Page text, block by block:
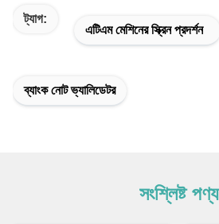
ট্যাগ:
এটিএম মেশিনের স্ক্রিন প্রদর্শন
ব্যাংক নোট ভ্যালিডেটর
সংশ্লিষ্ট পণ্য